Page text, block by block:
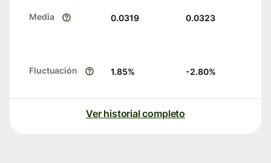
Media 0.0319 0.0323
Fluctuación 1.85% -2.80%
Ver historial completo